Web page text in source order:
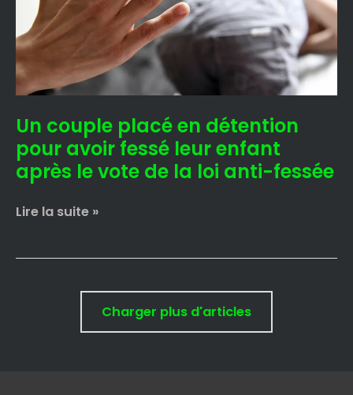
Un couple placé en détention
pour avoir fessé leur enfant
après le vote de la loi anti-fessée
détention
pour
avoir
fessé
leur
après
le
vote
de
loi
fessée
Lire la suite »
Charger plus d'articles